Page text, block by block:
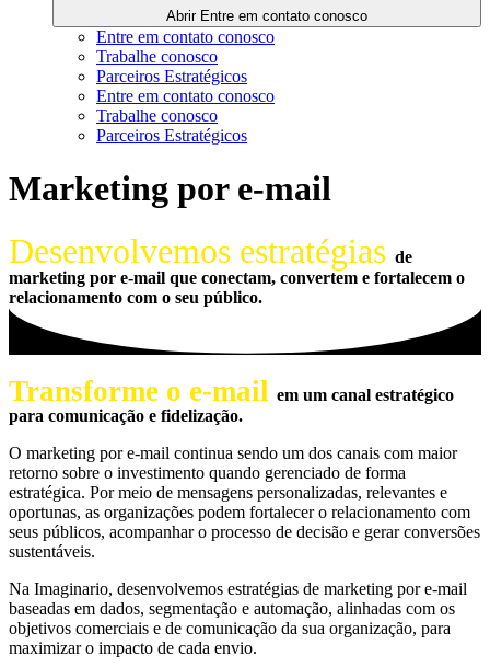
Abrir Entre em contato conosco
Entre em contato conosco
Trabalhe conosco
Parceiros Estratégicos
Entre em contato conosco
Trabalhe conosco
Parceiros Estratégicos
Marketing por e-mail
Desenvolvemos estratégias de
marketing por e-mail que conectam, convertem e fortalecem o
relacionamento com o seu público.
Transforme o e-mail em um canal estratégico
para comunicação e fidelização.
O marketing por e-mail continua sendo um dos canais com maior
retorno sobre o investimento quando gerenciado de forma
estratégica. Por meio de mensagens personalizadas, relevantes e
oportunas, as organizações podem fortalecer o relacionamento com
seus públicos, acompanhar o processo de decisão e gerar conversões
sustentáveis.
Na Imaginario, desenvolvemos estratégias de marketing por e-mail
baseadas em dados, segmentação e automação, alinhadas com os
objetivos comerciais e de comunicação da sua organização, para
maximizar o impacto de cada envio.